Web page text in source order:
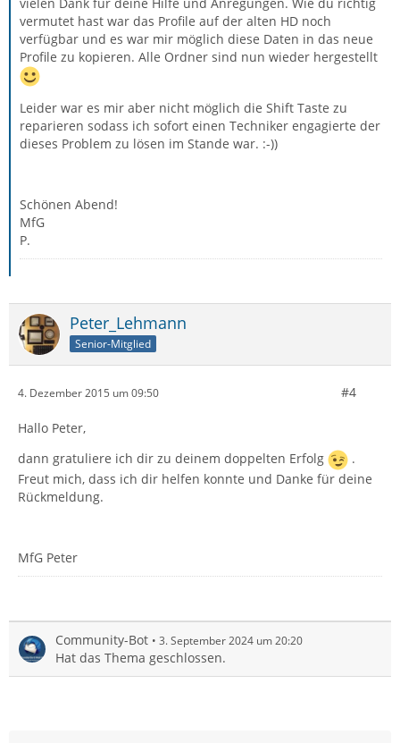
vermutet hast war das Profile auf der alten HD noch
verfügbar und es war mir möglich diese Daten in das neue
Profile zu kopieren. Alle Ordner sind nun wieder hergestellt
Leider war es mir aber nicht möglich die Shift Taste zu
reparieren sodass ich sofort einen Techniker engagierte der
dieses Problem zu lösen im Stande war. :-))
Schönen Abend!
MfG
P.
Peter_Lehmann
Senior-Mitglied
4. Dezember 2015 um 09:50 #4
Hallo Peter,
dann gratuliere ich dir zu deinem doppelten Erfolg
.
Freut mich, dass ich dir helfen konnte und Danke für deine
Rückmeldung.
MfG Peter
Community-Bot 3. September 2024 um 20:20
Hat das Thema geschlossen.